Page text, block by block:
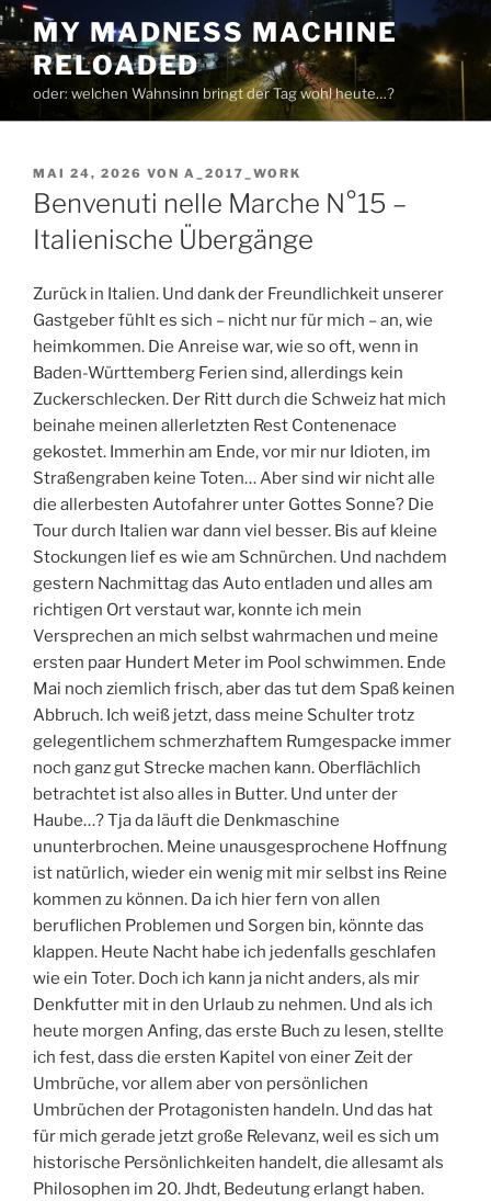
Zum
Inhalt
springen
MY MADNESS MACHINE
RELOADED
oder: welchen Wahnsinn bringt der Tag wohl heute…?
VERÖFFENTLICHT
AM
MAI 24, 2026 VON A_2017_WORK
Benvenuti nelle Marche N°15 –
Italienische Übergänge
Zurück in Italien. Und dank der Freundlichkeit unserer
Gastgeber fühlt es sich – nicht nur für mich – an, wie
heimkommen. Die Anreise war, wie so oft, wenn in
Baden-Württemberg Ferien sind, allerdings kein
Zuckerschlecken. Der Ritt durch die Schweiz hat mich
beinahe meinen allerletzten Rest Contenenace
gekostet. Immerhin am Ende, vor mir nur Idioten, im
Straßengraben keine Toten… Aber sind wir nicht alle
die allerbesten Autofahrer unter Gottes Sonne? Die
Tour durch Italien war dann viel besser. Bis auf kleine
Stockungen lief es wie am Schnürchen. Und nachdem
gestern Nachmittag das Auto entladen und alles am
richtigen Ort verstaut war, konnte ich mein
Versprechen an mich selbst wahrmachen und meine
ersten paar Hundert Meter im Pool schwimmen. Ende
Mai noch ziemlich frisch, aber das tut dem Spaß keinen
Abbruch. Ich weiß jetzt, dass meine Schulter trotz
gelegentlichem schmerzhaftem Rumgespacke immer
noch ganz gut Strecke machen kann. Oberflächlich
betrachtet ist also alles in Butter. Und unter der
Haube…? Tja da läuft die Denkmaschine
ununterbrochen. Meine unausgesprochene Hoffnung
ist natürlich, wieder ein wenig mit mir selbst ins Reine
kommen zu können. Da ich hier fern von allen
beruflichen Problemen und Sorgen bin, könnte das
klappen. Heute Nacht habe ich jedenfalls geschlafen
wie ein Toter. Doch ich kann ja nicht anders, als mir
Denkfutter mit in den Urlaub zu nehmen. Und als ich
heute morgen Anfing, das erste Buch zu lesen, stellte
ich fest, dass die ersten Kapitel von einer Zeit der
Umbrüche, vor allem aber von persönlichen
Umbrüchen der Protagonisten handeln. Und das hat
für mich gerade jetzt große Relevanz, weil es sich um
historische Persönlichkeiten handelt, die allesamt als
Philosophen im 20. Jhdt, Bedeutung erlangt haben.